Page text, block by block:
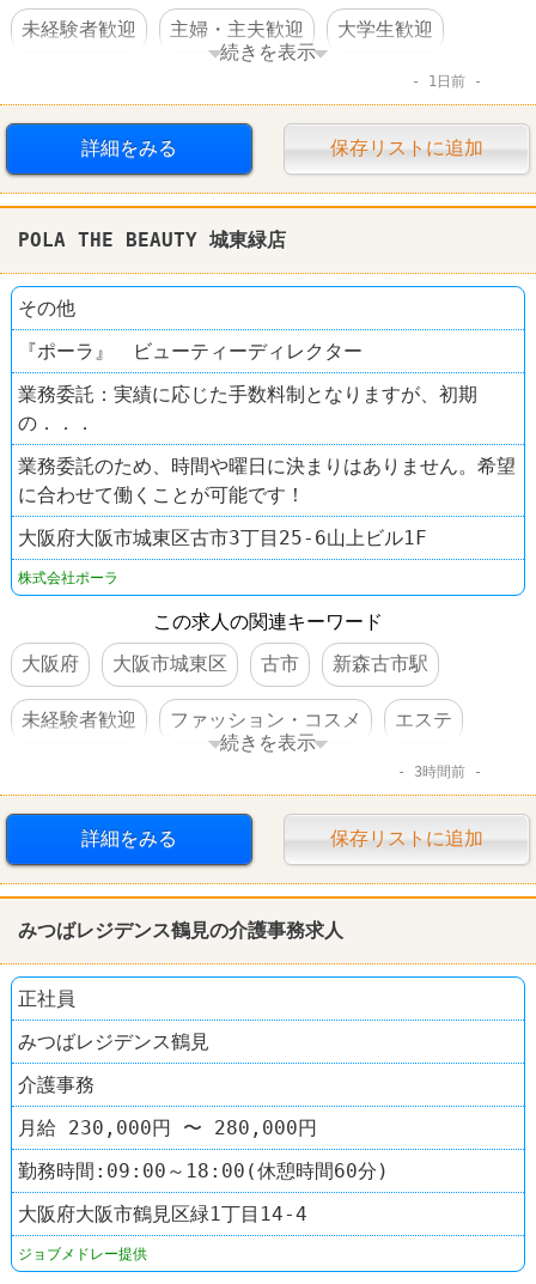
未経験者歓迎 主婦・主夫歓迎 大学生歓迎
髪型自由 ファーストフード
ケンタッキーフライドチキン
続きを表示
1日前
詳細をみる 保存リストに追加
POLA THE BEAUTY 城東緑店
その他
『ポーラ』 ビューティーディレクター
業務委託：実績に応じた手数料制となりますが、初期
の．．．
業務委託のため、時間や曜日に決まりはありません。希望
に合わせて働くことが可能です！
大阪府大阪市城東区古市3丁目25-6山上ビル1F
株式会社ポーラ
この求人の関連キーワード
大阪府
大阪市城東区 古市 新森古市駅
未経験者歓迎 ファッション・コスメ エステ
続きを表示
3時間前
詳細をみる 保存リストに追加
みつばレジデンス鶴見の介護事務求人
正社員
みつばレジデンス鶴見
介護事務
月給 230,000円 〜 280,000円
勤務時間:09:00～18:00(休憩時間60分)
大阪府大阪市鶴見区緑1丁目14-4
ジョブメドレー提供